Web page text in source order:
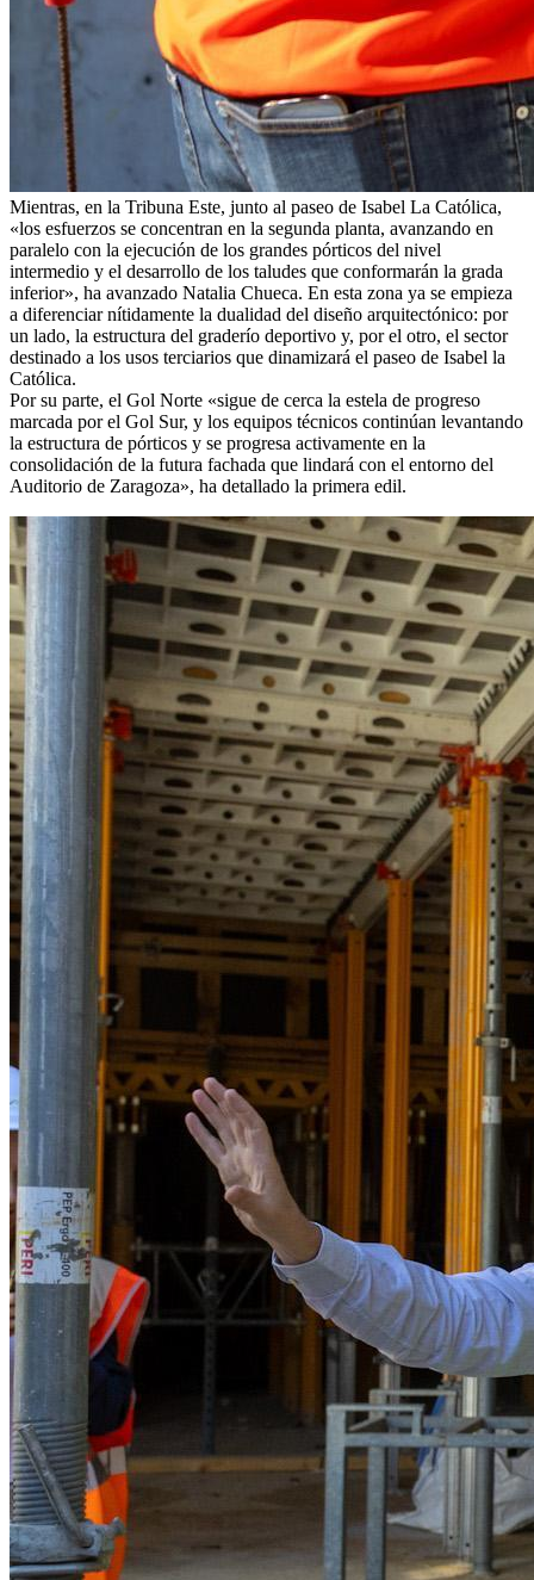
Mientras, en la Tribuna Este, junto al paseo de Isabel La Católica,
«los esfuerzos se concentran en la segunda planta, avanzando en
paralelo con la ejecución de los grandes pórticos del nivel
intermedio y el desarrollo de los taludes que conformarán la grada
inferior», ha avanzado Natalia Chueca. En esta zona ya se empieza
a diferenciar nítidamente la dualidad del diseño arquitectónico: por
un lado, la estructura del graderío deportivo y, por el otro, el sector
destinado a los usos terciarios que dinamizará el paseo de Isabel la
Católica.
Por su parte, el Gol Norte «sigue de cerca la estela de progreso
marcada por el Gol Sur, y los equipos técnicos continúan levantando
la estructura de pórticos y se progresa activamente en la
consolidación de la futura fachada que lindará con el entorno del
Auditorio de Zaragoza», ha detallado la primera edil.